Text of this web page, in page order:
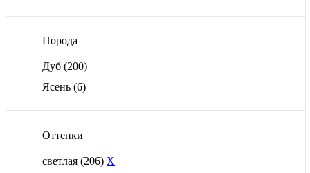
Порода
Дуб (200)
Ясень (6)
Оттенки
светлая (206) X